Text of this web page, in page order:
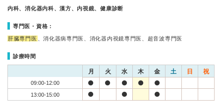
内科、消化器内科、漢方、内視鏡、健康診断
専門医・資格：
肝臓専門医 、消化器病専門医、消化器内視鏡専門医、超音波専門医
診療時間
月 火 水 木 金 土 日 祝
09:00-12:00
13:00-15:00